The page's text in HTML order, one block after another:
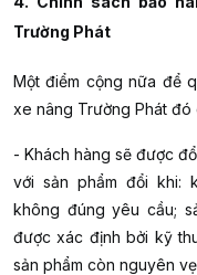
Trường Phát
Một điểm cộng nữa để
xe nâng Trường Phát đó
- Khách hàng sẽ được
với sản phẩm đổi khi:
không đúng yêu cầu;
được xác định bởi kỹ
sản phẩm còn nguyên